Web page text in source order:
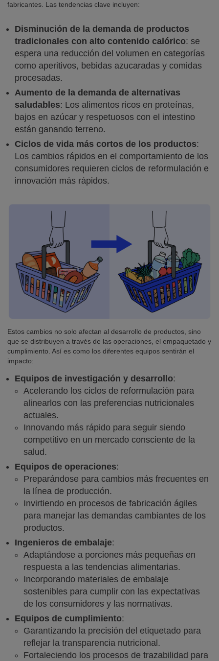
fabricantes. Las tendencias clave incluyen:
Disminución de la demanda de productos
tradicionales con alto contenido calórico: se
espera una reducción del volumen en categorías
como aperitivos, bebidas azucaradas y comidas
procesadas.
Aumento de la demanda de alternativas
saludables: Los alimentos ricos en proteínas,
bajos en azúcar y respetuosos con el intestino
están ganando terreno.
Ciclos de vida más cortos de los productos:
Los cambios rápidos en el comportamiento de los
consumidores requieren ciclos de reformulación e
innovación más rápidos.
Estos cambios no solo afectan al desarrollo de productos, sino
que se distribuyen a través de las operaciones, el empaquetado y
cumplimiento. Así es como los diferentes equipos sentirán el
impacto:
Equipos de investigación y desarrollo:
Acelerando los ciclos de reformulación para
alinearlos con las preferencias nutricionales
actuales.
Innovando más rápido para seguir siendo
competitivo en un mercado consciente de la
salud.
Equipos de operaciones:
Preparándose para cambios más frecuentes en
la línea de producción.
Invirtiendo en procesos de fabricación ágiles
para manejar las demandas cambiantes de los
productos.
Ingenieros de embalaje:
Adaptándose a porciones más pequeñas en
respuesta a las tendencias alimentarias.
Incorporando materiales de embalaje
sostenibles para cumplir con las expectativas
de los consumidores y las normativas.
Equipos de cumplimiento:
Garantizando la precisión del etiquetado para
reflejar la transparencia nutricional.
Fortaleciendo los procesos de trazabilidad para